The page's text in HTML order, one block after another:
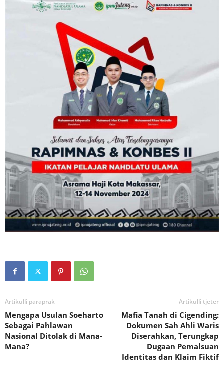
Artikulli paraprak
Mengapa Usulan Soeharto
Sebagai Pahlawan
Nasional Ditolak di Mana-
Mana?
Artikulli tjetër
Mafia Tanah di Cigending:
Dokumen Sah Ahli Waris
Diserahkan, Terungkap
Dugaan Pemalsuan
Identitas dan Klaim Fiktif